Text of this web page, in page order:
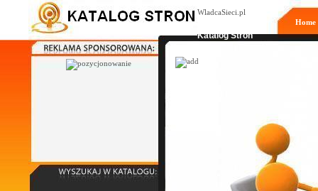
WladcaSieci.pl
Katalog Stron
Home